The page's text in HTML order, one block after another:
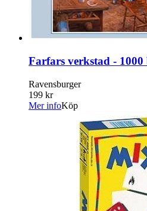
Farfars verkstad - 1000
Ravensburger
199 kr
Mer infoKöp